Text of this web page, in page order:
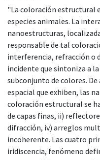
"La coloración estructural
especies animales. La
nanoestructuras,
responsable de tal
interferencia, refracción o
incidente que sintoniza a
subconjunto de colores.
espacial que exhiben, las
coloración estructural se
de capas finas, ii)
difracción, iv) arreglos
incoherente. Las cuatro
iridiscencia, fenómeno